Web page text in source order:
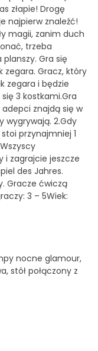
złapie! Drogę
najpierw znaleźć!
magii, zanim duch
trzeba
Gra się
zegara. Gracz, który
zegara i będzie
3 kostkami.Gra
adepci znajdą się w
wygrywają. 2.Gdy
przynajmniej 1
i zagrajcie jeszcze
des Jahres.
Gracze ćwiczą
3 – 5Wiek:
nocne glamour,
stół połączony z